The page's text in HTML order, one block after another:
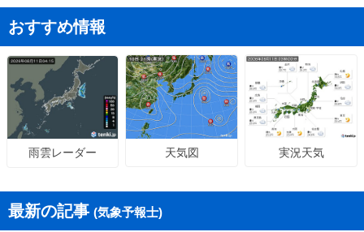
おすすめ情報
雨雲レーダー 天気図 実況天気
最新の記事 (気象予報士)